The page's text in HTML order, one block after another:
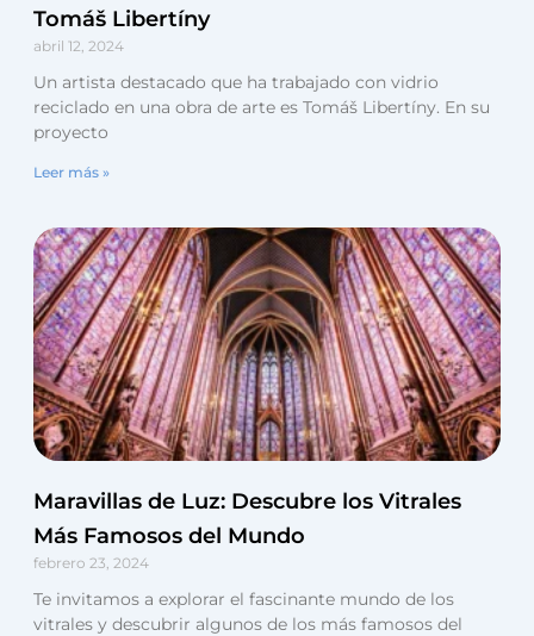
Tomáš Libertíny
abril 12, 2024
Un artista destacado que ha trabajado con vidrio
reciclado en una obra de arte es Tomáš Libertíny. En su
proyecto
Leer más »
Maravillas de Luz: Descubre los Vitrales
Más Famosos del Mundo
febrero 23, 2024
Te invitamos a explorar el fascinante mundo de los
vitrales y descubrir algunos de los más famosos del